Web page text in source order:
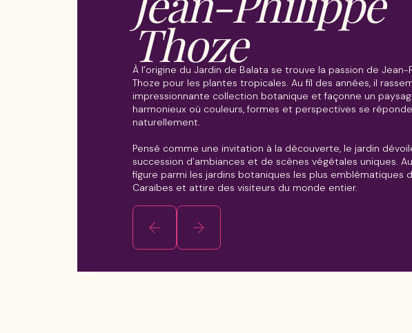
Thoze
À l’origine du Jardin de Balata se trouve la passion de Jean-
Thoze pour les plantes tropicales. Au fil des années, il
impressionnante collection botanique et façonne un
harmonieux où couleurs, formes et perspectives se
naturellement.
Pensé comme une invitation à la découverte, le jardin
succession d’ambiances et de scènes végétales uniques.
figure parmi les jardins botaniques les plus emblématiques
Caraïbes et attire des visiteurs du monde entier.